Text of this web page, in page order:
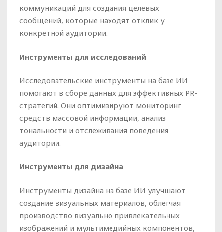
коммуникаций для создания целевых
сообщений, которые находят отклик у
конкретной аудитории.
Инструменты для исследований
Исследовательские инструменты на базе ИИ
помогают в сборе данных для эффективных PR-
стратегий. Они оптимизируют мониторинг
средств массовой информации, анализ
тональности и отслеживания поведения
аудитории.
Инструменты для дизайна
Инструменты дизайна на базе ИИ улучшают
создание визуальных материалов, облегчая
производство визуально привлекательных
изображений и мультимедийных компонентов,